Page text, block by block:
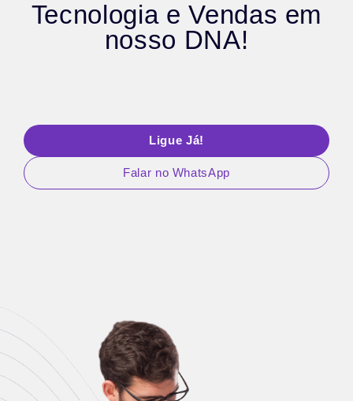
Tecnologia e Vendas em
nosso DNA!
Ligue Já!
Falar no WhatsApp